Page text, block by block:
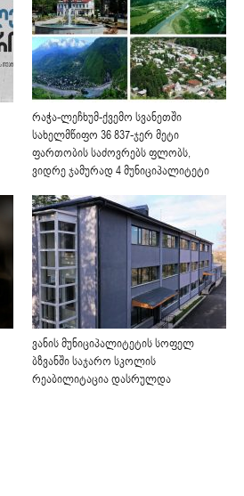
რაჭა-ლეჩხუმ-ქვემო სვანეთში
სახელმწიფო 36 837-ჯერ მეტი
ფართობის საძოვრებს ფლობს,
ვიდრე ჯამურად 4 მუნიციპალიტეტი
ვანის მუნიციპალიტეტის სოფელ
ბზვანში საჯარო სკოლის
რეაბილიტაცია დასრულდა